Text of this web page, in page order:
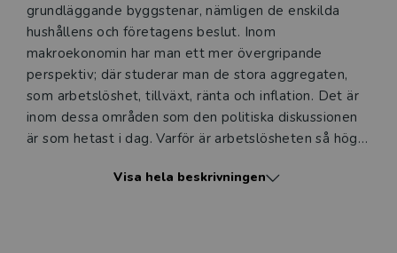
grundläggande byggstenar, nämligen de enskilda
hushållens och företagens beslut. Inom
makroekonomin har man ett mer övergripande
perspektiv; där studerar man de stora aggregaten,
som arbetslöshet, tillväxt, ränta och inflation. Det är
inom dessa områden som den politiska diskussionen
är som hetast i dag. Varför är arbetslösheten så hög?
svänger räntorna och växelkurserna så mycket? Hur
Visa hela beskrivningen